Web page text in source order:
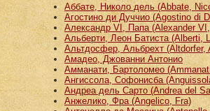
Аббате, Николо дель (Abbate,
Агостино ди Дуччио (Agostino di
Александр VI, Папа (Alexander
Альберти, Леон Батиста (Alberti,
Альтдосфер, Альбрехт (Altdorfer,
Амадео, Джованни Антонио
Амманати, Бартоломео
Ангиссола, Софонисба
Андреа дель Сарто (Andrea del
Анжелико, Фра (Angelico, Fra)